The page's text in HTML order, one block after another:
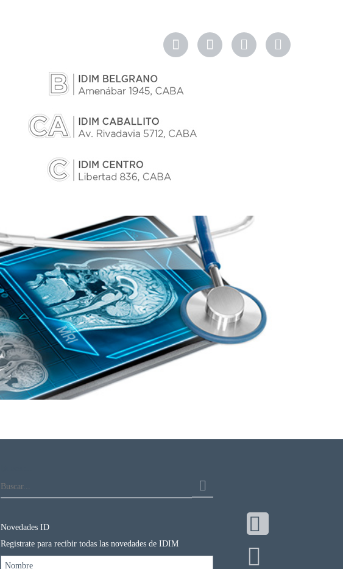
Novedades ID
Registrate para recibir todas las novedades de IDIM